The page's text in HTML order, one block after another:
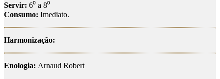
Servir: 6⁰ a 8⁰
Consumo: Imediato.
Harmonização:
Enologia: Arnaud Robert